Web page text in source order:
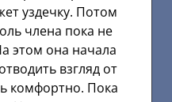
уздечку. Потом
члена пока не
этом она начала
взгляд от
комфортно. Пока